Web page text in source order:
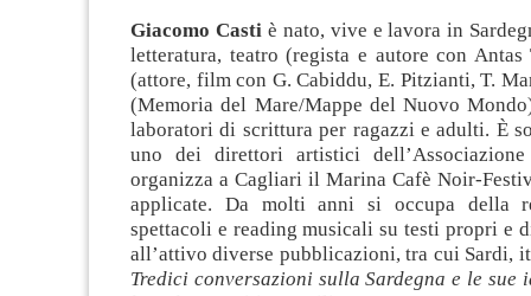
Giacomo Casti è nato, vive e lavora in
letteratura, teatro (regista e autore con Antas
(attore, film con G. Cabiddu, E. Pitzianti, T.
(Memoria del Mare/Mappe del Nuovo
laboratori di scrittura per ragazzi e adulti. È
uno dei direttori artistici
organizza a Cagliari il Marina Cafè Noir-
applicate. Da molti anni si occupa della
spettacoli e reading musicali su testi propri e
all’attivo diverse pubblicazioni, tra cui Sardi,
Tredici conversazioni sulla Sardegna e le sue